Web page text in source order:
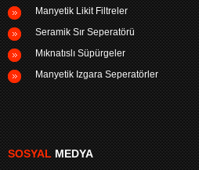
Manyetik Likit Filtreler
Seramik Sır Seperatörü
Mıknatıslı Süpürgeler
Manyetik Izgara Seperatörler
SOSYALMEDYA